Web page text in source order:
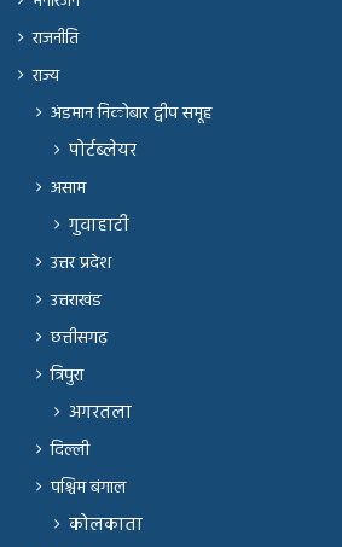
राजनीति
राज्य
अंडमान निकोबार द्वीप समूह
पोर्टब्लेयर
असाम
गुवाहाटी
उत्तर प्रदेश
उत्तराखंड
छत्तीसगढ़
त्रिपुरा
अगरतला
दिल्ली
पश्चिम बंगाल
कोलकाता